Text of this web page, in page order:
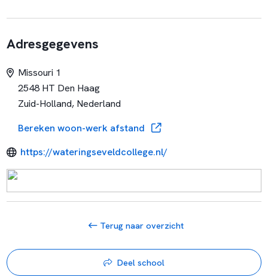
Adresgegevens
Missouri 1
2548 HT Den Haag
Zuid-Holland, Nederland
Bereken woon-werk afstand
https://wateringseveldcollege.nl/
Terug naar overzicht
Deel school